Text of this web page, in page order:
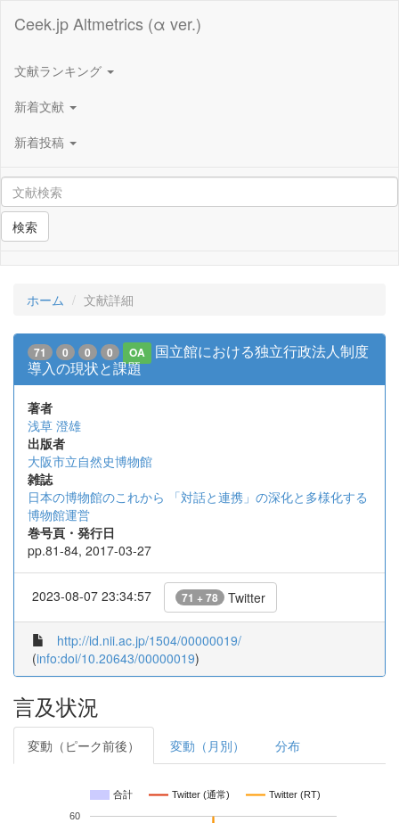
Ceek.jp Altmetrics (α ver.)
文献ランキング
新着文献
新着投稿
検索
ホーム 文献詳細
71 0 0 0 OA
国立館における独立行政法人制度
導入の現状と課題
著者
浅草 澄雄
出版者
大阪市立自然史博物館
雑誌
日本の博物館のこれから 「対話と連携」の深化と多様化する
博物館運営
巻号頁・発行日
pp.81-84, 2017-03-27
2023-08-07 23:34:57 71 + 78 Twitter
http://id.nii.ac.jp/1504/00000019/
(info:doi/10.20643/00000019)
言及状況
変動（ピーク前後） 変動（月別） 分布
合計 Twitter (通常) Twitter (RT)
60